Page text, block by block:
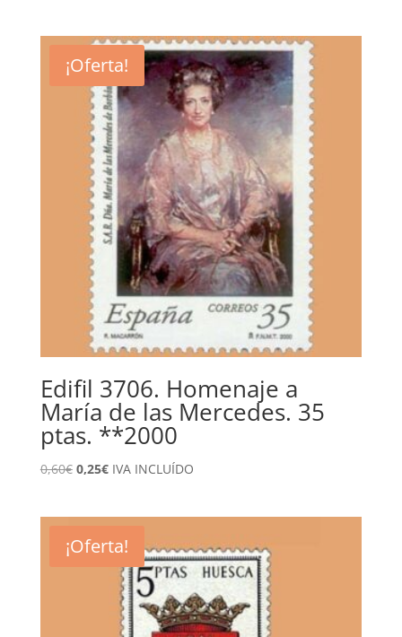
era:
2,90€.
es:
1,50€.
¡Oferta!
Edifil 3706. Homenaje a
María de las Mercedes. 35
ptas. **2000
0,60€ El
0,60€.
0,25€El
0,25€.
IVA INCLUÍDO
¡Oferta!